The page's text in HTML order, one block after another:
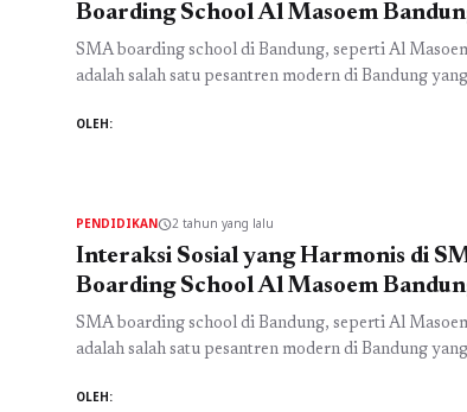
Boarding School Al Masoem
SMA boarding school di Bandung, seperti Al
adalah salah satu pesantren modern di Bandung yang
islami. Salah satu faktor penting di sekolah ini adalah
berdaya guna dan ... Baca Selengkapnya
OLEH:
PENDIDIKANschedule2 tahun yang lalu
Interaksi Sosial yang Harmonis di
Boarding School Al Masoem
SMA boarding school di Bandung, seperti Al
adalah salah satu pesantren modern di Bandung yang
islami. Salah satu faktor penting di sekolah ini adalah
OLEH: